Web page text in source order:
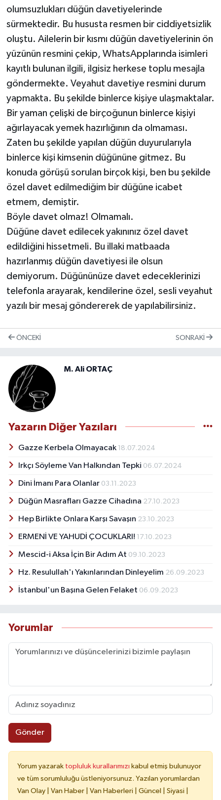
olumsuzlukları düğün davetiyelerinde
sürmektedir. Bu hususta resmen bir ciddiyetsizlik
oluştu. Ailelerin bir kısmı düğün davetiyelerinin ön
yüzünün resmini çekip, WhatsApplarında isimleri
kayıtlı bulunan ilgili, ilgisiz herkese toplu mesajla
göndermekte. Veyahut davetiye resmini durum
yapmakta. Bu şekilde binlerce kişiye ulaşmaktalar.
Bir yaman çelişki de birçoğunun binlerce kişiyi
ağırlayacak yemek hazırlığının da olmaması.
Zaten bu şekilde yapılan düğün duyurularıyla
binlerce kişi kimsenin düğününe gitmez. Bu
konuda görüşü sorulan birçok kişi, ben bu şekilde
özel davet edilmediğim bir düğüne icabet
etmem, demiştir.
Böyle davet olmaz! Olmamalı.
Düğüne davet edilecek yakınınız özel davet
edildiğini hissetmeli. Bu illaki matbaada
hazırlanmış düğün davetiyesi ile olsun
demiyorum. Düğününüze davet edeceklerinizi
telefonla arayarak, kendilerine özel, sesli veyahut
yazılı bir mesaj göndererek de yapılabilirsiniz.
ÖNCEKI SONRAKI
M. Ali ORTAÇ
Yazarın Diğer Yazıları
Gazze Kerbela Olmayacak 18.07.2024
Irkçı Söyleme Van Halkından Tepki 06.07.2024
Dini İmanı Para Olanlar 03.11.2023
Düğün Masrafları Gazze Cihadına 27.10.2023
Hep Birlikte Onlara Karşı Savaşın 23.10.2023
ERMENİ VE YAHUDİ ÇOCUKLARI! 17.10.2023
Mescid-i Aksa İçin Bir Adım At 09.10.2023
Hz. Resulullah'ı Yakınlarından Dinleyelim 26.09.2023
İstanbul'un Başına Gelen Felaket 06.09.2023
Yorumlar
Gönder
Yorum yazarak topluluk kurallarımızı kabul etmiş bulunuyor
ve tüm sorumluluğu üstleniyorsunuz. Yazılan yorumlardan
Van Olay | Van Haber | Van Haberleri | Güncel | Siyasi |